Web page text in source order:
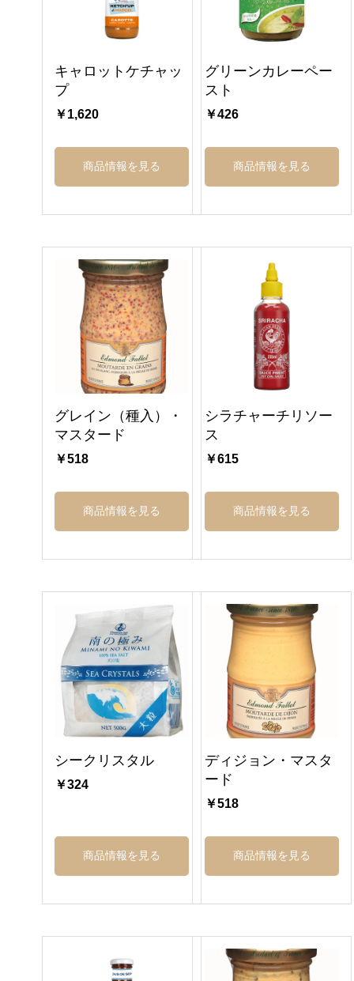
キャロットケチャッ
プ
￥1,620
商品情報を見る
グリーンカレーペー
スト
￥426
商品情報を見る
グレイン（種入）・
マスタード
￥518
商品情報を見る
シラチャーチリソー
ス
￥615
商品情報を見る
シークリスタル
￥324
商品情報を見る
ディジョン・マスタ
ード
￥518
商品情報を見る